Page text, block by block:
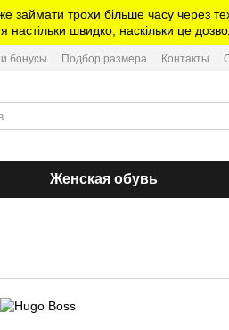
займати трохи більше часу через
швидко, наскільки це
бонусы Подбор размера Контакты
Женская обувь